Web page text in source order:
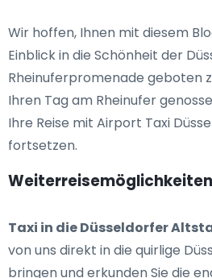
Wir hoffen, Ihnen mit diesem
Einblick in die Schönheit der
Rheinuferpromenade geboten
Ihren Tag am Rheinufer
Ihre Reise mit Airport Taxi
fortsetzen.
Taxi in die Düsseldorfer
von uns direkt in die quirlige
bringen und erkunden Sie die